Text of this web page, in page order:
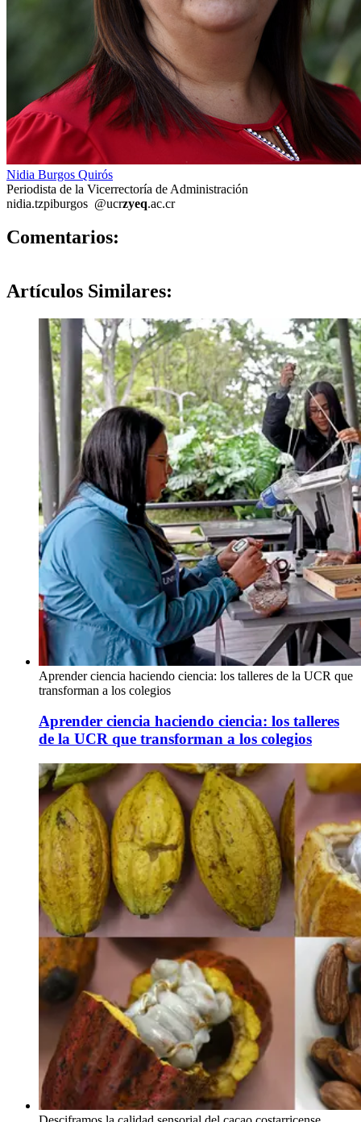
Nidia Burgos Quirós
Periodista de la Vicerrectoría de Administración
nidia.tzpiburgos @ucrzyeq.ac.cr
Comentarios:
Artículos Similares:
Aprender ciencia haciendo ciencia: los talleres de la UCR que
transforman a los colegios
Aprender ciencia haciendo ciencia: los talleres
de la UCR que transforman a los colegios